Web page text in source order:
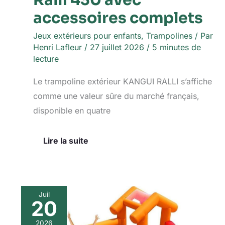
accessoires complets
Jeux extérieurs pour enfants, Trampolines / Par
Henri Lafleur / 27 juillet 2026 / 5 minutes de
lecture
Le trampoline extérieur KANGUI RALLI s’affiche
comme une valeur sûre du marché français,
disponible en quatre
Lire la suite
Juil
20
2026
Test
du